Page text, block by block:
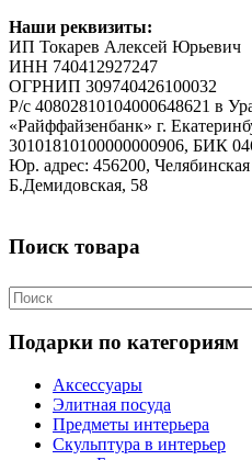
Наши реквизиты:
ИП Токарев Алексей Юрьевич
ИНН 740412927247
ОГРНИП 309740426100032
Р/с 40802810104000648621 в
«Райффайзенбанк» г.
30101810100000000906, БИК
Юр. адрес: 456200, Челябинская
Б.Демидовская, 58
Поиск товара
Подарки по категориям
Аксессуары
Элитная посуда
Предметы интерьера
Скульптура в интерьер